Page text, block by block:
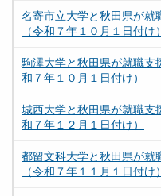
名寄市立大学と秋田県が就
（令和７年１０月１日付け）
駒澤大学と秋田県が就職支
和７年１０月１日付け）
城西大学と秋田県が就職支
和７年１２月１日付け）
都留文科大学と秋田県が就
（令和７年１１月１日付け）